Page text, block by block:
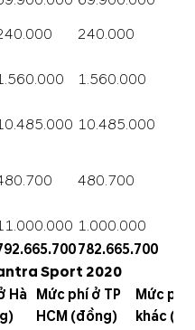
240.000
1.560.000
10.485.000
480.700
1.000.000
782.665.700
Sport 2020
Hà Mức phí ở TP
HCM (đồng)
Mức phí
khác